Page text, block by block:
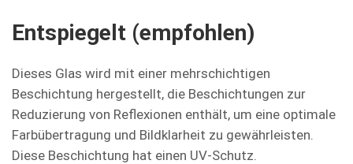
Entspiegelt (empfohlen)
Dieses Glas wird mit einer mehrschichtigen
Beschichtung hergestellt, die Beschichtungen zur
Reduzierung von Reflexionen enthält, um eine optimale
Farbübertragung und Bildklarheit zu gewährleisten.
Diese Beschichtung hat einen UV-Schutz.